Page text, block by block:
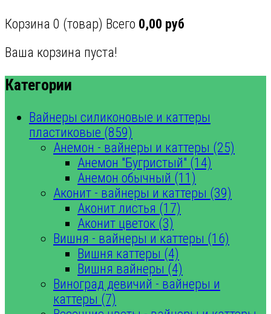
Корзина 0 (товар) Всего 0,00 руб
Ваша корзина пуста!
Категории
Вайнеры силиконовые и каттеры
пластиковые (859)
Анемон - вайнеры и каттеры (25)
Анемон "Бугристый" (14)
Анемон обычный (11)
Аконит - вайнеры и каттеры (39)
Аконит листья (17)
Аконит цветок (3)
Вишня - вайнеры и каттеры (16)
Вишня каттеры (4)
Вишня вайнеры (4)
Виноград девичий - вайнеры и
каттеры (7)